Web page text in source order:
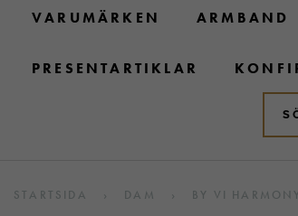
VARUMÄRKEN ARMBAND
PRESENTARTIKLAR
STARTSIDA › DAM › BY VI